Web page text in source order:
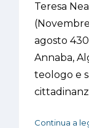
Teresa
agosto
Annaba,
teologo e
Continua a